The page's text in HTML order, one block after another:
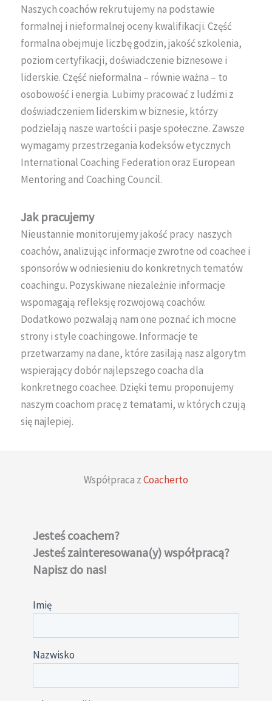
Naszych coachów rekrutujemy na podstawie
formalnej i nieformalnej oceny kwalifikacji. Część
formalna obejmuje liczbę godzin, jakość szkolenia,
poziom certyfikacji, doświadczenie biznesowe i
liderskie. Część nieformalna – równie ważna – to
osobowość i energia. Lubimy pracować z ludźmi z
doświadczeniem liderskim w biznesie, którzy
podzielają nasze wartości i pasje społeczne. Zawsze
wymagamy przestrzegania kodeksów etycznych
International Coaching Federation oraz European
Mentoring and Coaching Council.
Jak pracujemy
Nieustannie monitorujemy jakość pracy naszych
coachów, analizując informacje zwrotne od coachee i
sponsorów w odniesieniu do konkretnych tematów
coachingu. Pozyskiwane niezależnie informacje
wspomagają refleksję rozwojową coachów.
Dodatkowo pozwalają nam one poznać ich mocne
strony i style coachingowe. Informacje te
przetwarzamy na dane, które zasilają nasz algorytm
wspierający dobór najlepszego coacha dla
konkretnego coachee. Dzięki temu proponujemy
naszym coachom pracę z tematami, w których czują
się najlepiej.
Współpraca zCoacherto
Jesteś coachem?
Jesteś zainteresowana(y) współpracą?
Napisz do nas!